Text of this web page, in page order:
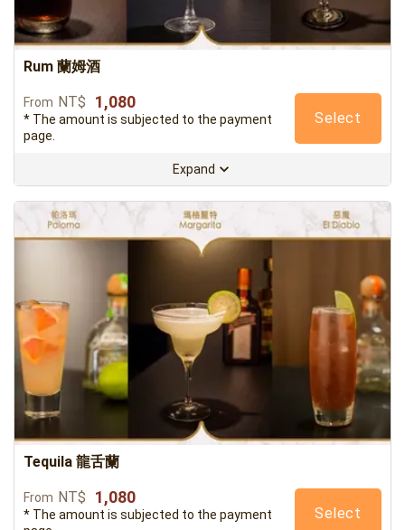
Rum 蘭姆酒
From NT$ 1,080
* The amount is subjected to the payment
page.
Select
Expand
Tequila 龍舌蘭
From NT$ 1,080
* The amount is subjected to the payment
Select